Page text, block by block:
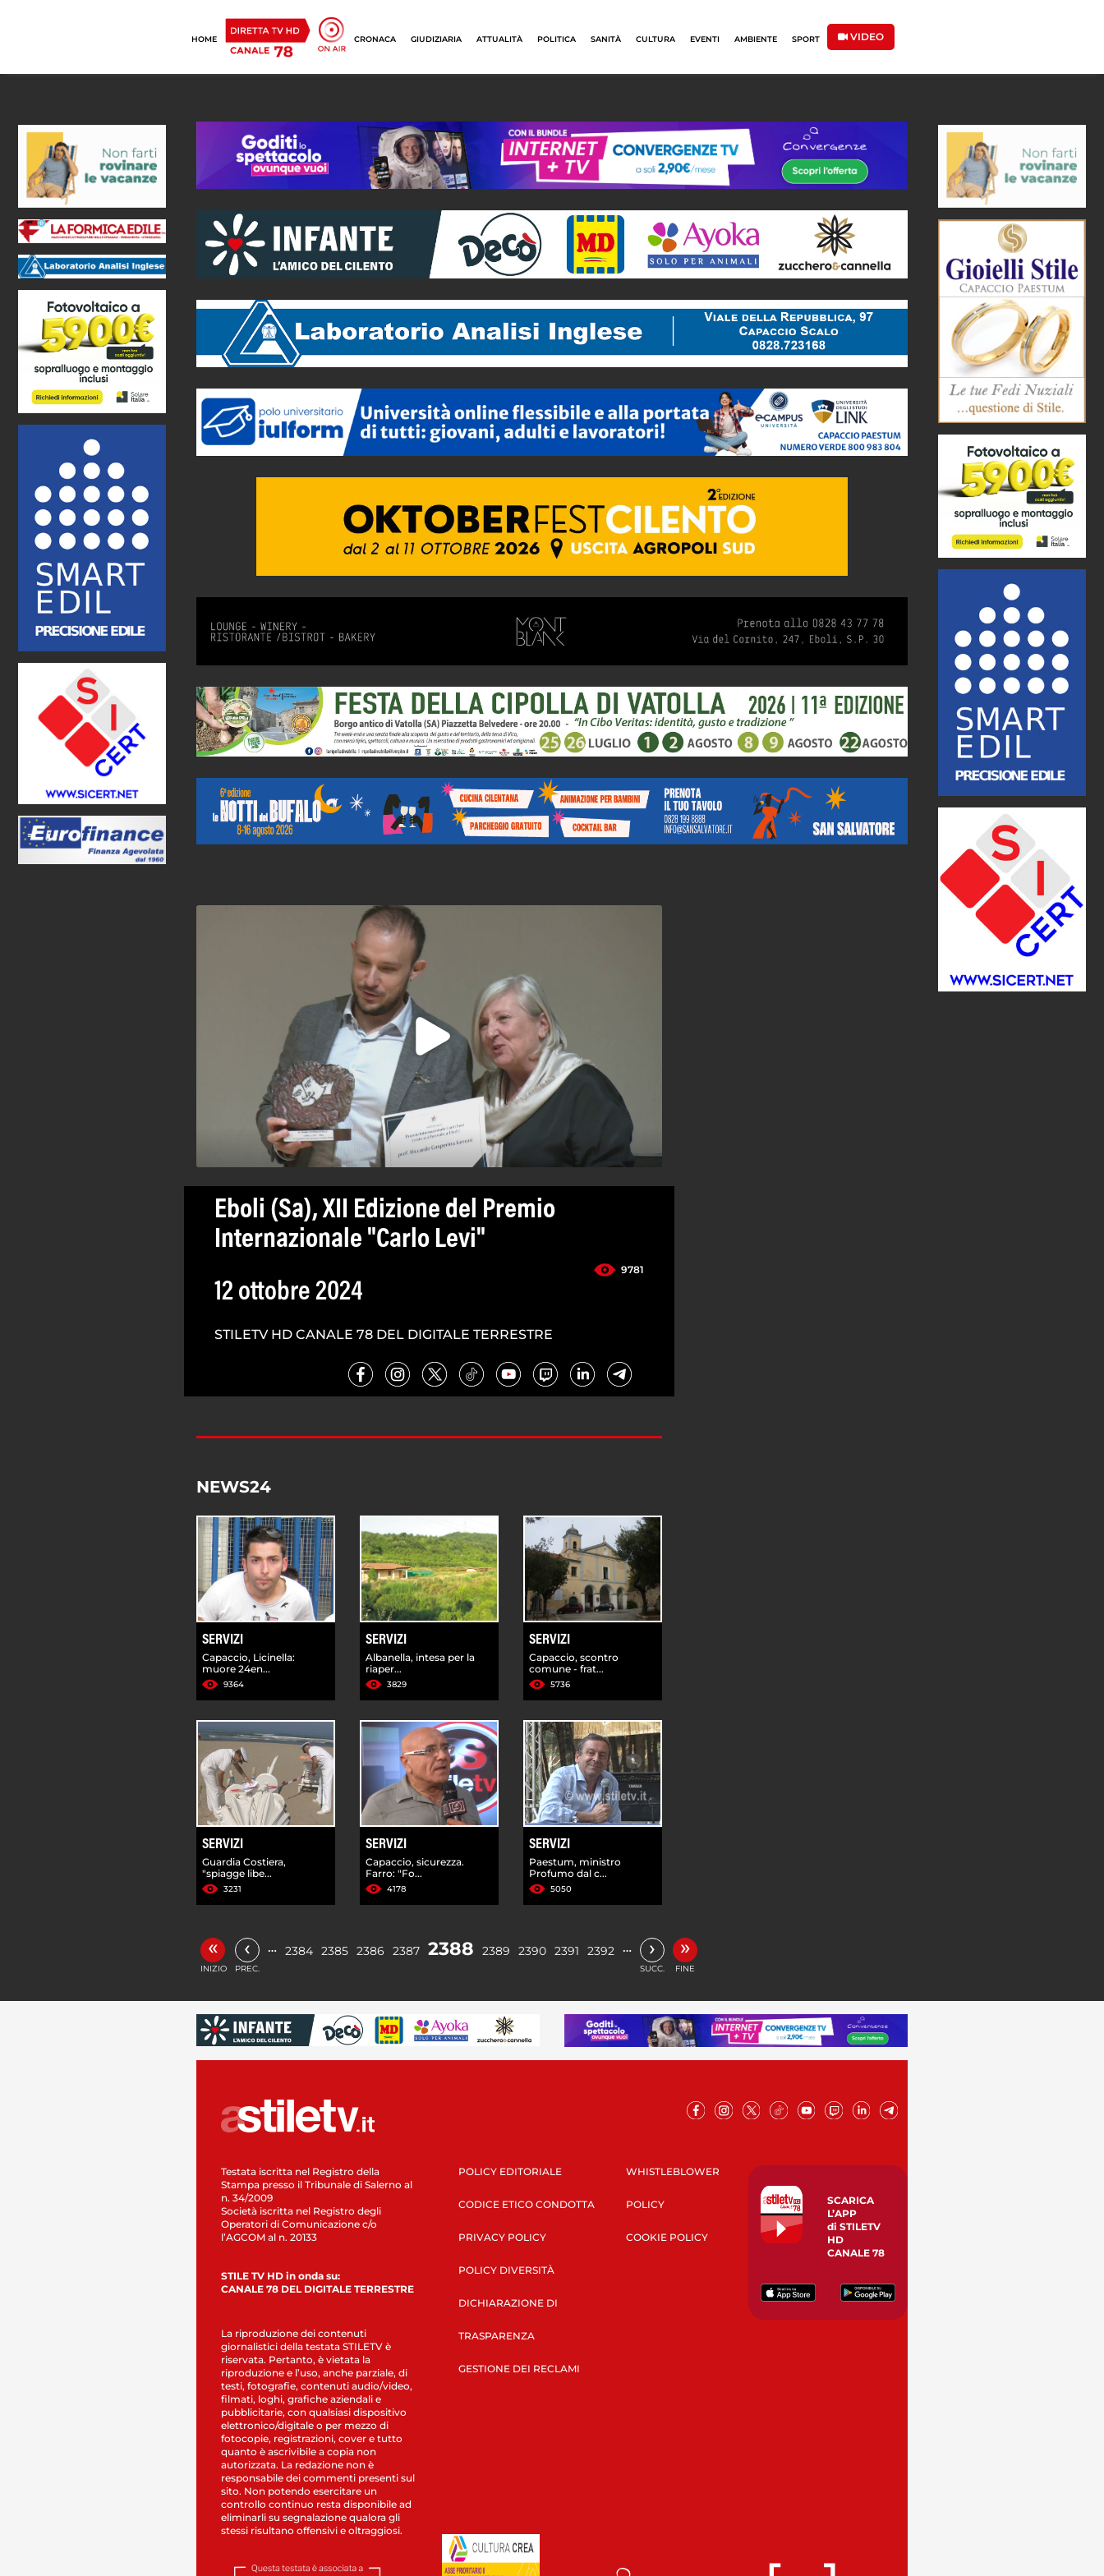
HOME CRONACA GIUDIZIARIA ATTUALITÀ POLITICA SANITÀ CULTURA EVENTI AMBIENTE SPORT VIDEO
Eboli (Sa), XII Edizione del Premio
Internazionale "Carlo Levi"
9781
12 ottobre 2024
STILETV HD CANALE 78 DEL DIGITALE TERRESTRE
NEWS24
SERVIZI
Capaccio, Licinella:
muore 24en...
9364
SERVIZI
Albanella, intesa per la
riaper...
3829
SERVIZI
Capaccio, scontro
comune - frat...
5736
SERVIZI
Guardia Costiera,
"spiagge libe...
3231
SERVIZI
Capaccio, sicurezza.
Farro: "Fo...
4178
SERVIZI
Paestum, ministro
Profumo dal c...
5050
«
INIZIO
‹
PREC.
… 2384 2385 2386 2387 2388 2389 2390 2391 2392 … ›
SUCC.
»
FINE
Testata iscritta nel Registro della
Stampa presso il Tribunale di Salerno al
n. 34/2009
Società iscritta nel Registro degli
Operatori di Comunicazione c/o
l’AGCOM al n. 20133
STILE TV HD in onda su:
CANALE 78 DEL DIGITALE TERRESTRE
La riproduzione dei contenuti
giornalistici della testata STILETV è
riservata. Pertanto, è vietata la
riproduzione e l’uso, anche parziale, di
testi, fotografie, contenuti audio/video,
filmati, loghi, grafiche aziendali e
pubblicitarie, con qualsiasi dispositivo
elettronico/digitale o per mezzo di
fotocopie, registrazioni, cover e tutto
quanto è ascrivibile a copia non
autorizzata. La redazione non è
responsabile dei commenti presenti sul
sito. Non potendo esercitare un
controllo continuo resta disponibile ad
eliminarli su segnalazione qualora gli
stessi risultano offensivi e oltraggiosi.
POLICY EDITORIALE
CODICE ETICO CONDOTTA
PRIVACY POLICY
POLICY DIVERSITÀ
DICHIARAZIONE DI
TRASPARENZA
GESTIONE DEI RECLAMI
WHISTLEBLOWER
POLICY
COOKIE POLICY
SCARICA
L’APP
di STILETV
HD
CANALE 78